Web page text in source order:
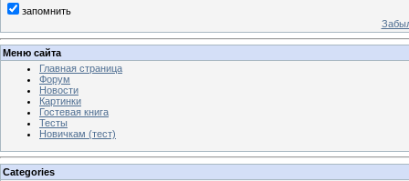
запомнить
Меню сайта
Главная страница
Форум
Новости
Картинки
Гостевая книга
Тесты
Новичкам (тест)
Categories